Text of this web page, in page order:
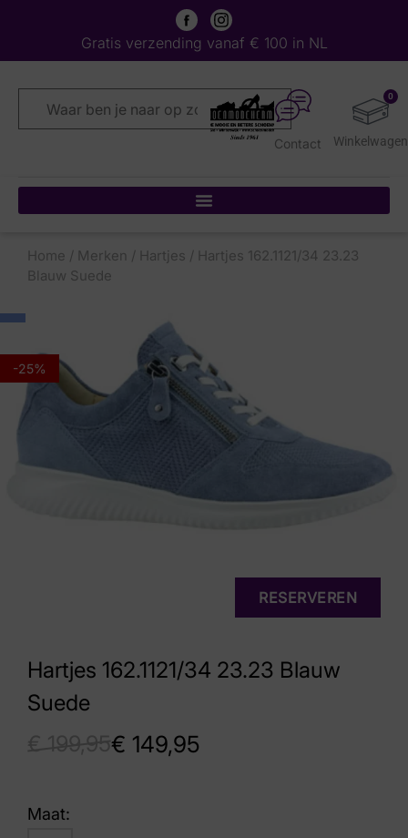
Gratis verzending vanaf € 100 in NL
0
Contact
Home / Merken / Hartjes / Hartjes 162.1121/34 23.23
Blauw Suede
-25%
Hartjes 162.1121/34 23.23 Blauw
Suede
€ 149,95
RESERVEREN
Maat: